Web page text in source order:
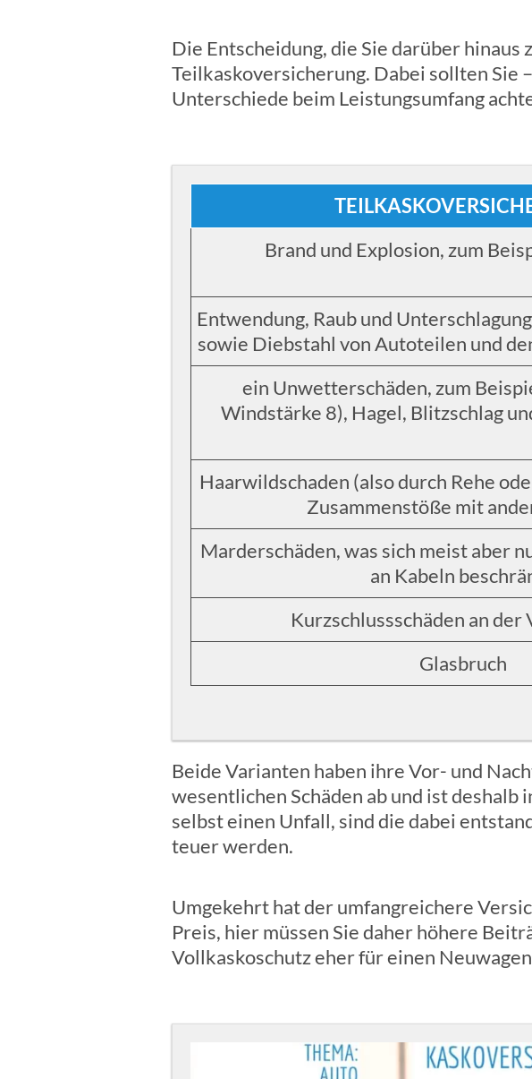
Die Entscheidung, die Sie darüber
Teilkaskoversicherung. Dabei sollten Sie
Unterschiede beim Leistungsumfang
Brand und Explosion, zum
Entwendung, Raub und
sowie Diebstahl von Autoteilen und
ein Unwetterschäden, zum
Windstärke 8), Hagel, Blitzschlag
Haarwildschaden (also durch Rehe
Zusammenstöße mit
Marderschäden, was sich meist aber
an Kabeln
Kurzschlussschäden an der
Glasbruch
Beide Varianten haben ihre Vor- und
wesentlichen Schäden ab und ist
selbst einen Unfall, sind die dabei
teuer werden.
Umgekehrt hat der umfangreichere
Preis, hier müssen Sie daher höhere
Vollkaskoschutz eher für einen